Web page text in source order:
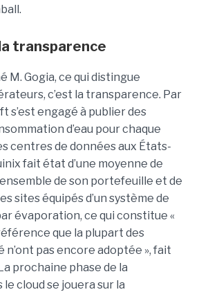
transparence
M. Gogia, ce qui distingue
c’est la transparence. Par
s’est engagé à publier des
d’eau pour chaque
centres de données aux États-
fait état d’une moyenne de
de son portefeuille et de
sites équipés d’un système de
évaporation, ce qui constitue «
que la plupart des
n’ont pas encore adoptée », fait
prochaine phase de la
cloud se jouera sur la